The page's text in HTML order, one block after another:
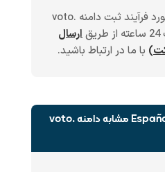
در صورتی که سوالی در مورد فرآیند ثبت دامنه .voto
ارسال
با ما در ارتباط باشید.
مشابه دامنه .voto